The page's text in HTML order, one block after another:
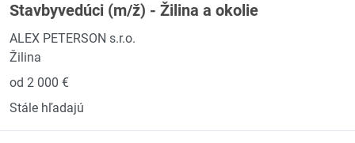
Stavbyvedúci (m/ž) - Žilina a okolie
ALEX PETERSON s.r.o.
Žilina
od 2 000 €
Stále hľadajú